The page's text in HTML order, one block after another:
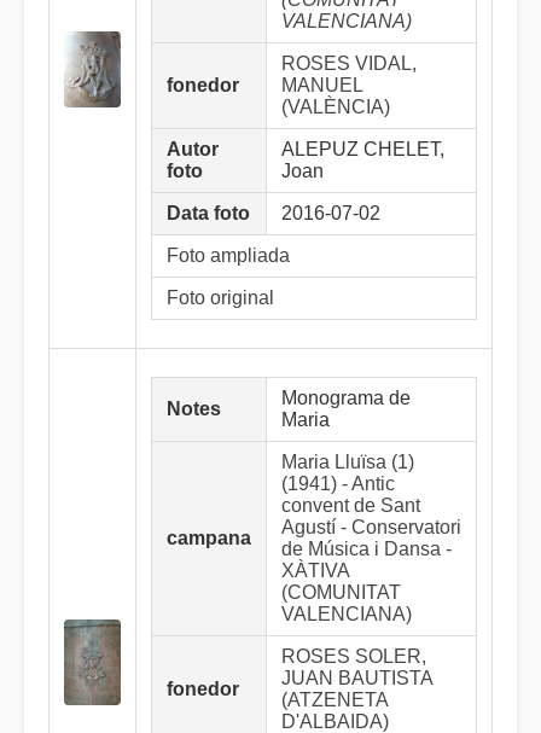
VALENCIANA)
fonedor
ROSES VIDAL,
MANUEL
(VALÈNCIA)
Autor
foto
ALEPUZ CHELET,
Joan
Data foto 2016-07-02
Foto ampliada
Foto original
Notes
Monograma de
Maria
campana
Maria Lluïsa (1)
(1941) - Antic
convent de Sant
Agustí - Conservatori
de Música i Dansa -
XÀTIVA
(COMUNITAT
VALENCIANA)
fonedor
ROSES SOLER,
JUAN BAUTISTA
(ATZENETA
D'ALBAIDA)